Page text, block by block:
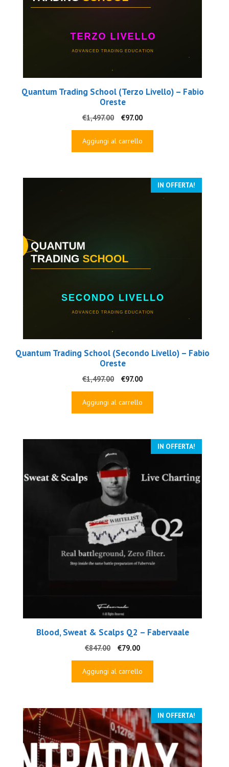
Quantum Trading School (Terzo Livello) – Fabio
Oreste
€1,497.00
Il
prezzo
originale
€97.00Il
prezzo
Aggiungi al carrello
IN OFFERTA!
Quantum Trading School (Secondo Livello) – Fabio
Oreste
€1,497.00
Il
prezzo
originale
€97.00Il
prezzo
Aggiungi al carrello
IN OFFERTA!
Blood, Sweat & Scalps Q2 – Fabervaale
€847.00
Il
prezzo
originale
€79.00Il
prezzo
attuale
Aggiungi al carrello
IN OFFERTA!